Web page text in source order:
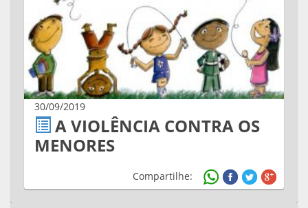
30/09/2019
A VIOLÊNCIA CONTRA OS
MENORES
Compartilhe: